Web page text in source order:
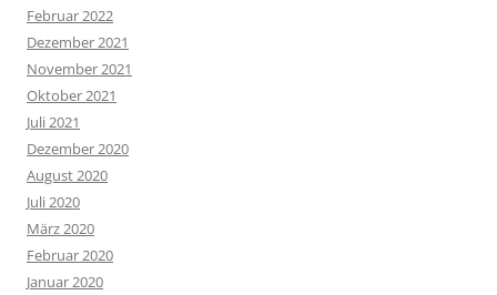
Februar 2022
Dezember 2021
November 2021
Oktober 2021
Juli 2021
Dezember 2020
August 2020
Juli 2020
März 2020
Februar 2020
Januar 2020